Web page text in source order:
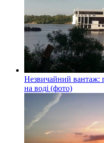
Незвичайний вантаж:
на воді (фото)